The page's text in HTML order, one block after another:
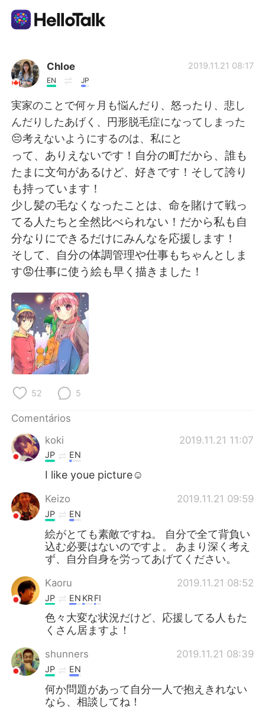
Aplicativo de troca de idioma
AI Grammar Checker
Português
English 简体中文
繁體中文 Español
العربية Français
Deutsch 日本語
한국어
ไทย
Italiano
Tiếng Việt
Chloe
EN JP
2019.11.21 08:17
実家のことで何ヶ月も悩んだり、怒ったり、悲し
んだりしたあげく、円形脱毛症になってしまった
😔考えないようにするのは、私にと
って、ありえないです！自分の町だから、誰も
たまに文句があるけど、好きです！そして誇り
も持っています！
少し髪の毛なくなったことは、命を賭けて戦っ
てる人たちと全然比べられない！だから私も自
分なりにできるだけにみんなを応援します！
そして、自分の体調管理や仕事もちゃんとしま
す😡仕事に使う絵も早く描きました！
52 5
Comentários
koki
2019.11.21 11:07
JP EN
I like youe picture☺️
Keizo 2019.11.21 09:59
JP EN
絵がとても素敵ですね。 自分で全て背負い
込む必要はないのですよ。 あまり深く考え
ず、自分自身を労ってあげてください。
Kaoru 2019.11.21 08:52
JP EN KRFI
色々大変な状況だけど、応援してる人もた
くさん居ますよ！
shunners 2019.11.21 08:39
JP EN
何か問題があって自分一人で抱えきれない
なら、相談してね！